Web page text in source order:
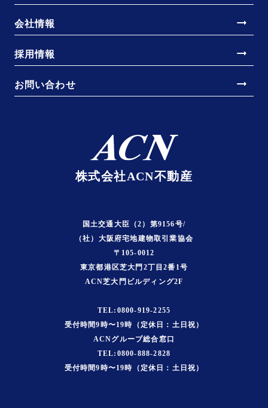
会社情報 arrow_right_alt
採用情報 arrow_right_alt
お問い合わせ arrow_right_alt
株式会社ACN不動産
国土交通大臣（2）第9156号/
（社）大阪府宅地建物取引業協会
〒105-0012
東京都港区芝大門2丁目2番1号
ACN芝大門ビルディング2F
TEL:0800-919-2255
受付時間9時〜19時（定休日：土日祝）
ACNグループ総合窓口
TEL:0800-888-2828
受付時間9時〜19時（定休日：土日祝）